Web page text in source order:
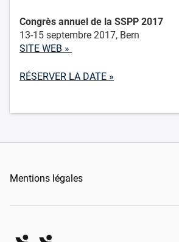
Congrès annuel de la SSPP 2017
13-15 septembre 2017, Bern
SITE WEB »
RÉSERVER LA DATE »
Mentions légales